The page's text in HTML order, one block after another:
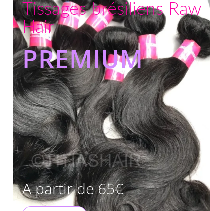
Tissages brésiliens Raw
Hair
PREMIUM
A partir de 65€